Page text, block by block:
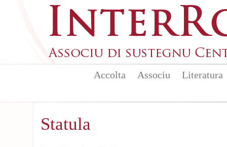
Accolta Associu Literatura
Statula